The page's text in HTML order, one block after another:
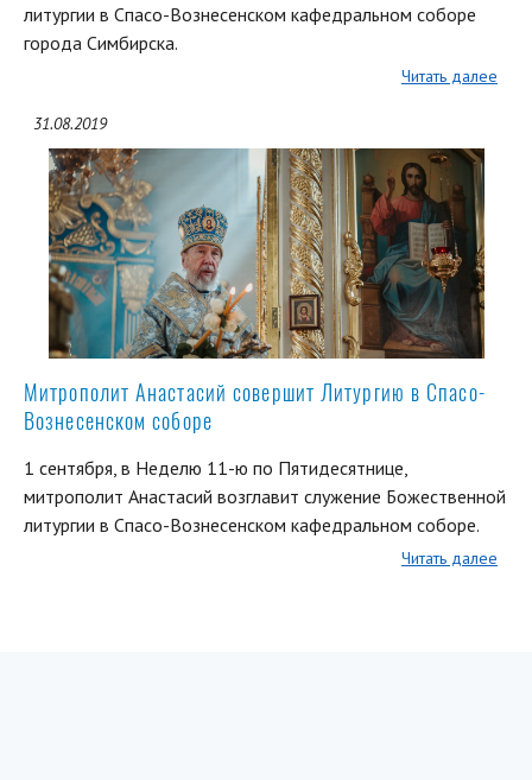
литургии в Спасо-Вознесенском кафедральном соборе
города Симбирска.
Читать далее
31.08.2019
Митрополит Анастасий совершит Литургию в Спасо-
Вознесенском соборе
1 сентября, в Неделю 11-ю по Пятидесятнице,
митрополит Анастасий возглавит служение Божественной
литургии в Спасо-Вознесенском кафедральном соборе.
Читать далее